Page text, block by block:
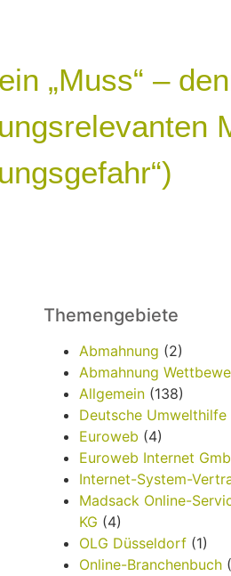
„Muss“ –
Themengebiete
Abmahnung (2)
Abmahnung
Allgemein (138)
Deutsche Umwelthilfe
Euroweb (4)
Euroweb Internet
Internet-System-
Madsack Online-
KG (4)
OLG Düsseldorf (1)
Online-Branchenbuch